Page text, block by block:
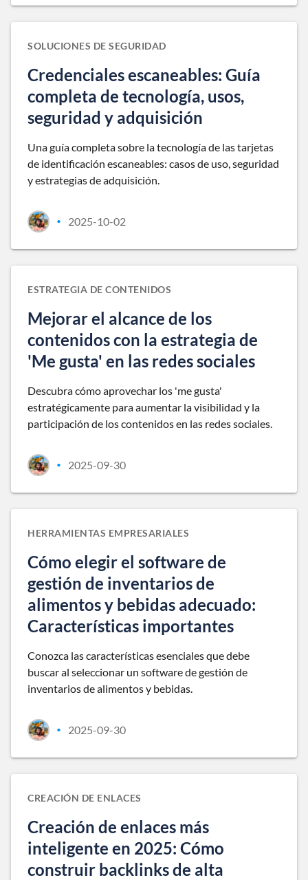
SOLUCIONES DE SEGURIDAD
Credenciales escaneables: Guía
completa de tecnología, usos,
seguridad y adquisición
Una guía completa sobre la tecnología de las tarjetas
de identificación escaneables: casos de uso, seguridad
y estrategias de adquisición.
• 2025-10-02
ESTRATEGIA DE CONTENIDOS
Mejorar el alcance de los
contenidos con la estrategia de
'Me gusta' en las redes sociales
Descubra cómo aprovechar los 'me gusta'
estratégicamente para aumentar la visibilidad y la
participación de los contenidos en las redes sociales.
• 2025-09-30
HERRAMIENTAS EMPRESARIALES
Cómo elegir el software de
gestión de inventarios de
alimentos y bebidas adecuado:
Características importantes
Conozca las características esenciales que debe
buscar al seleccionar un software de gestión de
inventarios de alimentos y bebidas.
• 2025-09-30
CREACIÓN DE ENLACES
Creación de enlaces más
inteligente en 2025: Cómo
construir backlinks de alta